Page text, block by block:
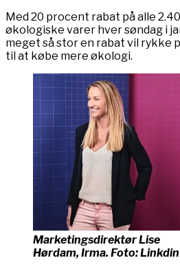
Med 20 procent rabat på alle
økologiske varer hver søndag i
meget så stor en rabat vil rykke
til at købe mere økologi.
Marketingsdirektør Lise
Hørdam, Irma. Foto: Linkdin